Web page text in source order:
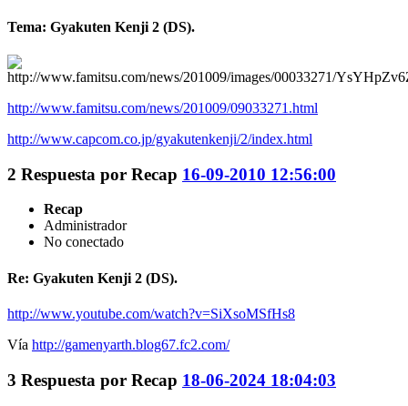
Tema: Gyakuten Kenji 2 (DS).
http://www.famitsu.com/news/201009/09033271.html
http://www.capcom.co.jp/gyakutenkenji/2/index.html
2 Respuesta por Recap 16-09-2010 12:56:00
Recap
Administrador
No conectado
Re: Gyakuten Kenji 2 (DS).
http://www.youtube.com/watch?v=SiXsoMSfHs8
Vía http://gamenyarth.blog67.fc2.com/
3 Respuesta por Recap 18-06-2024 18:04:03